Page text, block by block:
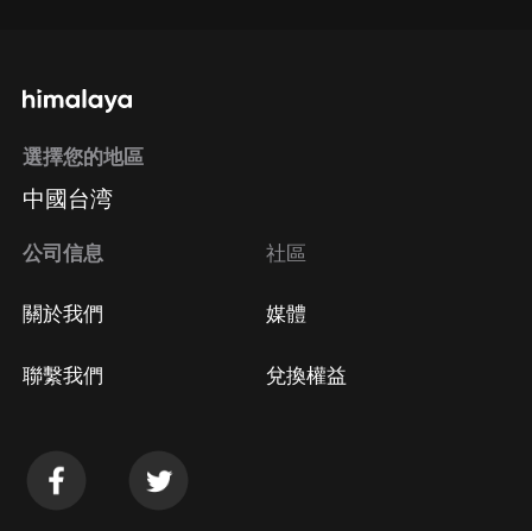
選擇您的地區
中國台湾
公司信息
關於我們
聯繫我們
社區
媒體
兌換權益